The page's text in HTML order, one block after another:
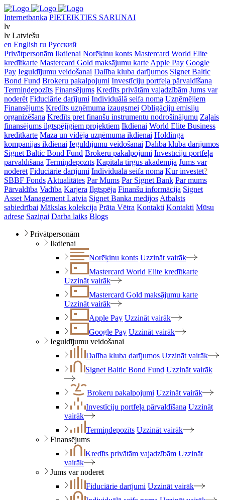
Internetbanka PIETEIKTIES SARUNAI
lv
lv Latviešu
en English ru Русский
Privātpersonām Ikdienai Norēķinu konts Mastercard World Elite
kredītkarte Mastercard Gold maksājumu karte Apple Pay Google
Pay Ieguldījumu veidošanai Dalība kluba darījumos Signet Baltic
Bond Fund Brokeru pakalpojumi Investīciju portfeļa pārvaldīšana
Termiņdepozīts Finansējums Kredīts privātām vajadzībām Jums var
noderēt Fiduciārie darījumi Individuālā seifa noma Uzņēmējiem
Finansējums Kredīts uzņēmuma izaugsmei Obligāciju emisiju
organizēšana Kredīts pret finanšu instrumentu nodrošinājumu Zaļais
finansējums ilgtspējīgiem projektiem Ikdienai World Elite Business
kredītkarte Maza un vidēja uzņēmuma ikdienai Holdinga
kompānijas ikdienai Ieguldījumu veidošanai Dalība kluba darījumos
Signet Baltic Bond Fund Brokeru pakalpojumi Investīciju portfeļa
pārvaldīšana Termiņdepozīts Kapitāla tirgus akadēmija Jums var
noderēt Fiduciārie darījumi Individuālā seifa noma Kur investēt?
SBBF Fonds Aktualitātes Par Mums Par Signet Bank Par mums
Pārvaldība Vadība Karjera Ilgtspēja Finanšu informācija Signet
Asset Management Latvia Signet Banka medijos Atbalsts
sabiedrībai Mākslas kolekcija Prāta Vētra Kontakti Kontakti Mūsu
adrese Saziņai Darba laiks Blogs
Privātpersonām
Ikdienai
Norēķinu konts Uzzināt vairāk
Mastercard World Elite kredītkarte
Uzzināt vairāk
Mastercard Gold maksājumu karte
Uzzināt vairāk
Apple Pay Uzzināt vairāk
Google Pay Uzzināt vairāk
Ieguldījumu veidošanai
Dalība kluba darījumos Uzzināt vairāk
Signet Baltic Bond Fund Uzzināt vairāk
Brokeru pakalpojumi Uzzināt vairāk
Investīciju portfeļa pārvaldīšana Uzzināt
vairāk
Termiņdepozīts Uzzināt vairāk
Finansējums
Kredīts privātām vajadzībām Uzzināt
vairāk
Jums var noderēt
Fiduciārie darījumi Uzzināt vairāk